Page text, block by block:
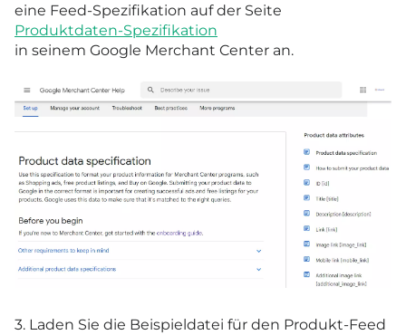
eine Feed-Spezifikation auf der Seite
Produktdaten-Spezifikation
in seinem Google Merchant Center an.
3. Laden Sie die Beispieldatei für den Produkt-Feed